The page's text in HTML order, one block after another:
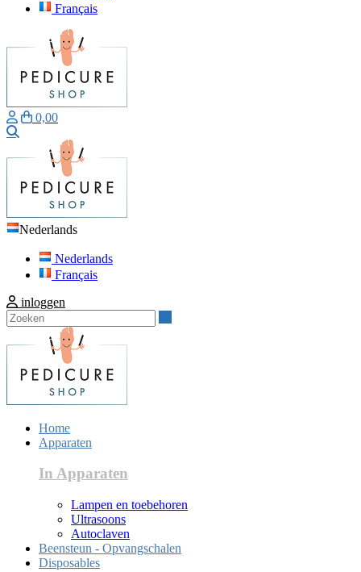
Français
0,00
Nederlands
Nederlands
Français
inloggen
Home
Apparaten
In Apparaten
Lampen en toebehoren
Ultrasoons
Autoclaven
Beensteun - Opvangschalen
Disposables